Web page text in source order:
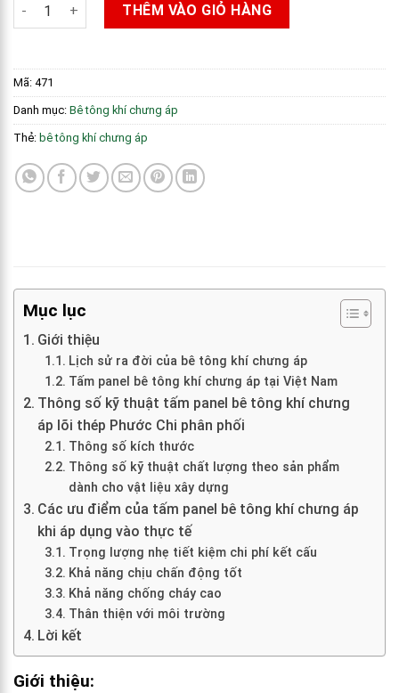
THÊM VÀO GIỎ HÀNG
Mã: 471
Danh mục: Bê tông khí chưng áp
Thẻ: bê tông khí chưng áp
Mục lục
Giới thiệu
Lịch sử ra đời của bê tông khí chưng áp
Tấm panel bê tông khí chưng áp tại Việt Nam
Thông số kỹ thuật tấm panel bê tông khí chưng
áp lõi thép Phước Chi phân phối
Thông số kích thước
Thông số kỹ thuật chất lượng theo sản phẩm
dành cho vật liệu xây dựng
Các ưu điểm của tấm panel bê tông khí chưng áp
khi áp dụng vào thực tế
Trọng lượng nhẹ tiết kiệm chi phí kết cấu
Khả năng chịu chấn động tốt
Khả năng chống cháy cao
Thân thiện với môi trường
Lời kết
Giới thiệu: